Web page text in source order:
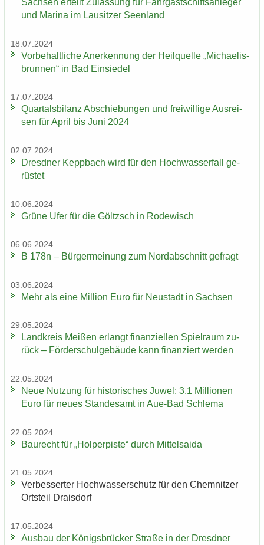
Sach­sen er­teilt Zu­las­sung für Fahr­gast­schiffs­an­le­ger
und Ma­ri­na im Lau­sit­zer Se­en­land
18.07.2024
Vor­be­halt­li­che An­er­ken­nung der Heil­quel­le „Mi­chae­lis­
brun­nen“ in Bad Ein­sie­del
17.07.2024
Quar­tals­bi­lanz Ab­schie­bun­gen und frei­wil­li­ge Aus­rei­
sen für April bis Juni 2024
02.07.2024
Dresd­ner Kepp­bach wird für den Hoch­was­ser­fall ge­
rüs­tet
10.06.2024
Grüne Ufer für die Göltzsch in Ro­de­wisch
06.06.2024
B 178n – Bür­ger­mei­nung zum Nord­ab­schnitt ge­fragt
03.06.2024
Mehr als eine Mil­li­on Euro für Neu­stadt in Sach­sen
29.05.2024
Land­kreis Mei­ßen er­langt fi­nan­zi­el­len Spiel­raum zu­
rück – För­der­schul­ge­bäu­de kann fi­nan­ziert wer­den
22.05.2024
Neue Nut­zung für his­to­ri­sches Juwel: 3,1 Mil­lio­nen
Euro für neues Stan­des­amt in Aue-​Bad Schle­ma
22.05.2024
Bau­recht für „Hol­per­pis­te“ durch Mit­tel­sai­da
21.05.2024
Ver­bes­ser­ter Hoch­was­ser­schutz für den Chem­nit­zer
Orts­teil Drai­s­dorf
17.05.2024
Aus­bau der Kö­nigs­brü­cker Stra­ße in der Dresd­ner